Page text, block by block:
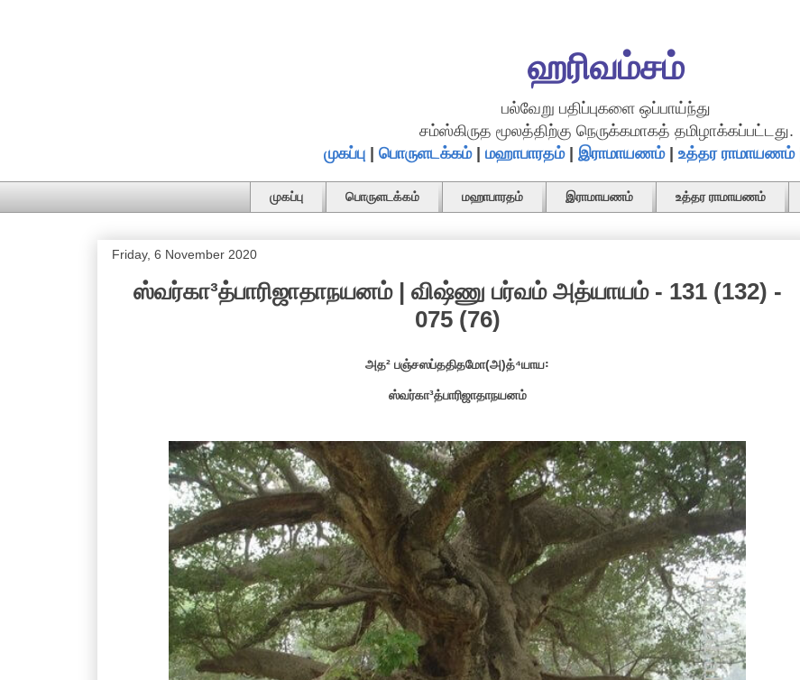
ஹரிவம்சம்
பல்வேறு பதிப்புகளை ஒப்பாய்ந்து
சம்ஸ்கிருத மூலத்திற்கு நெருக்கமாகத் தமிழாக்கப்பட்டது.
முகப்பு
பொருளடக்கம்| மஹாபாரதம்| இராமாயணம்| உத்தர ராமாயணம்|
முகப்பு பொருளடக்கம் மஹாபாரதம் இராமாயணம் உத்தர ராமாயணம்
Friday, 6 November 2020
ஸ்வர்கா³த்பாரிஜாதாநயனம் | விஷ்ணு பர்வம் அத்யாயம் - 131 (132) -
075 (76)
அத² பஞ்சஸப்ததிதமோ(அ)த்⁴யாய꞉
ஸ்வர்கா³த்பாரிஜாதாநயனம்